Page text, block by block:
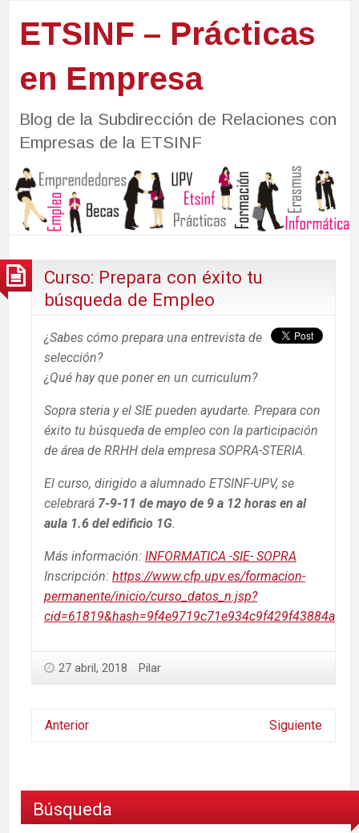
ETSINF – Prácticas
en Empresa
Blog de la Subdirección de Relaciones con
Empresas de la ETSINF
Curso: Prepara con éxito tu
búsqueda de Empleo
¿Sabes cómo prepara una entrevista de
selección?
¿Qué hay que poner en un curriculum?
Sopra steria y el SIE pueden ayudarte. Prepara con
éxito tu búsqueda de empleo con la participación
de área de RRHH dela empresa SOPRA-STERIA.
El curso, dirigido a alumnado ETSINF-UPV, se
celebrará 7-9-11 de mayo de 9 a 12 horas en al
aula 1.6 del edificio 1G
Más información: INFORMATICA -SIE- SOPRA
Inscripción: https://www.cfp.upv.es/formacion-
permanente/inicio/curso_datos_n.jsp?
27 abril, 2018 Pilar
Anterior Siguiente
Búsqueda